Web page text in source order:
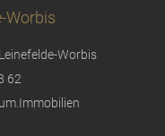
Worbis
Worbis
62